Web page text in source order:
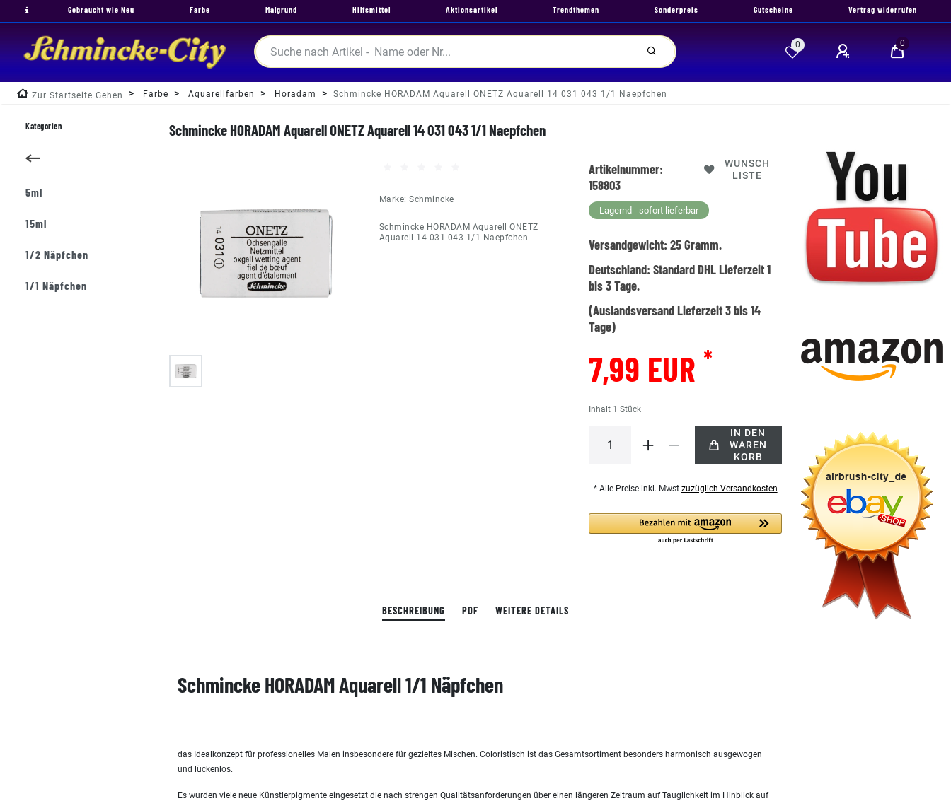
Gebraucht wie Neu Farbe Malgrund Hilfsmittel Aktionsartikel Trendthemen Sonderpreis Gutscheine Vertrag widerrufen
0 0
Zur Startseite Gehen Farbe Aquarellfarben Horadam Schmincke HORADAM Aquarell ONETZ Aquarell 14 031 043 1/1 Naepfchen
Schmincke HORADAM Aquarell ONETZ Aquarell 14 031 043 1/1 Naepfchen
Marke:Schmincke
Schmincke HORADAM Aquarell ONETZ
Aquarell 14 031 043 1/1 Naepfchen
Artikelnummer:
158803
WUNSCH
LISTE
Lagernd - sofort lieferbar
Versandgewicht:25Gramm.
Deutschland:Standard DHL Lieferzeit 1
bis 3 Tage.
(Auslandsversand Lieferzeit 3 bis 14
Tage)
7,99 EUR *
Inhalt 1Stück
IN DEN
WAREN
KORB
* Alle Preise inkl. Mwst zuzüglich Versandkosten
BESCHREIBUNG PDF WEITERE DETAILS
Schmincke HORADAM Aquarell 1/1 Näpfchen
das Idealkonzept für professionelles Malen insbesondere für gezieltes Mischen. Coloristisch ist das Gesamtsortiment besonders harmonisch ausgewogen
und lückenlos.
Es wurden viele neue Künstlerpigmente eingesetzt die nach strengen Qualitätsanforderungen über einen längeren Zeitraum auf Tauglichkeit im Hinblick auf
Kategorien
5ml
15ml
1/2 Näpfchen
1/1 Näpfchen